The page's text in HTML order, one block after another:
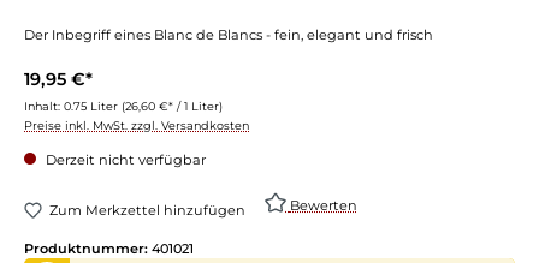
Der Inbegriff eines Blanc de Blancs - fein, elegant und frisch
19,95 €*
Inhalt: 0.75 Liter (26,60 €* / 1 Liter)
Preise inkl. MwSt. zzgl. Versandkosten
Derzeit nicht verfügbar
Zum Merkzettel hinzufügen Bewerten
Produktnummer: 401021